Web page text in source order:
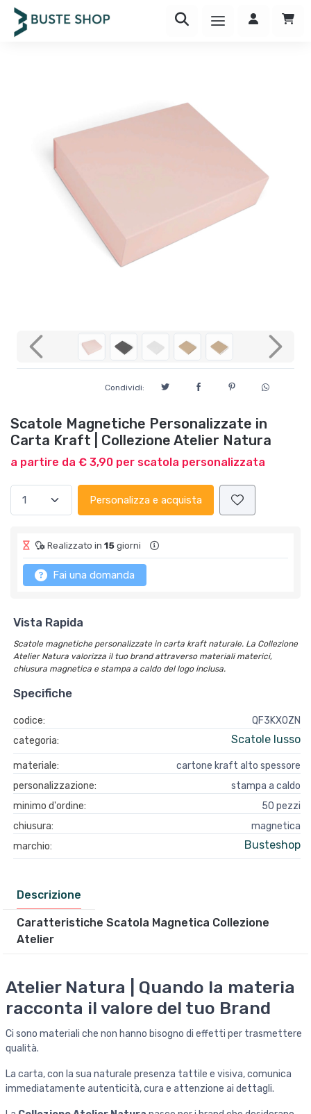
Previous Next
Condividi:
Scatole Magnetiche Personalizzate in
Carta Kraft | Collezione Atelier Natura
a partire da € 3,90 per scatola personalizzata
Personalizza e acquista
Realizzato in 15 giorni
Fai una domanda
Vista Rapida
Scatole magnetiche personalizzate in carta kraft naturale. La Collezione
Atelier Natura valorizza il tuo brand attraverso materiali materici,
chiusura magnetica e stampa a caldo del logo inclusa.
Specifiche
codice:
QF3KX0ZN
categoria:
Scatole lusso
materiale:
cartone kraft alto spessore
personalizzazione:
stampa a caldo
minimo d'ordine:
50 pezzi
chiusura:
magnetica
marchio:
Busteshop
Descrizione
Caratteristiche Scatola Magnetica Collezione
Atelier
Atelier Natura | Quando la materia
racconta il valore del tuo Brand
Ci sono materiali che non hanno bisogno di effetti per trasmettere
qualità.
La carta, con la sua naturale presenza tattile e visiva, comunica
immediatamente autenticità, cura e attenzione ai dettagli.